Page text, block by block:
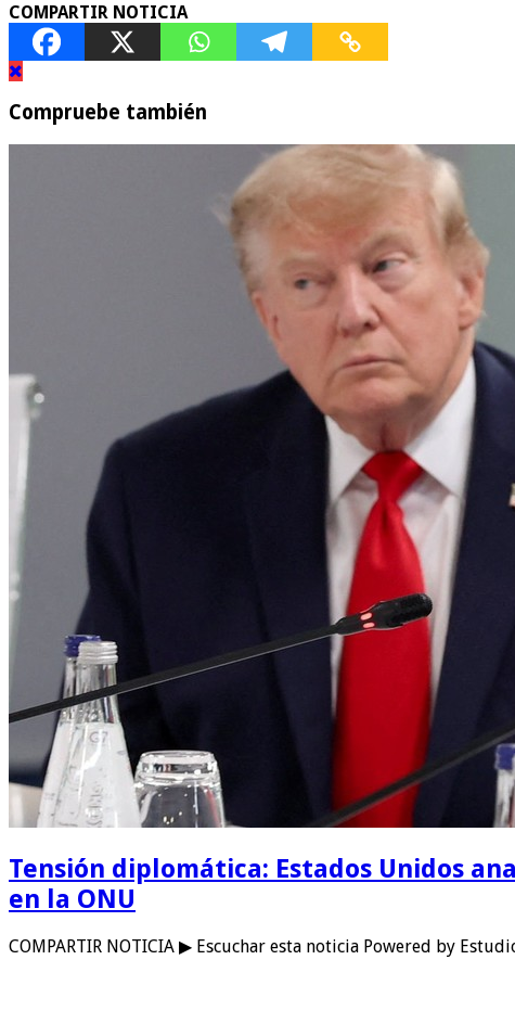
COMPARTIR NOTICIA
Compruebe también
Tensión diplomática: Estados Unidos
en la ONU
COMPARTIR NOTICIA ▶ Escuchar esta noticia Powered by